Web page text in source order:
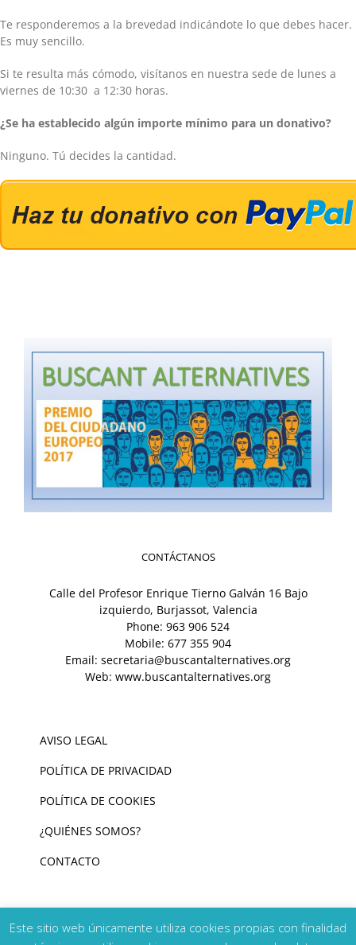
Te responderemos a la brevedad indicándote lo que debes hacer.
Es muy sencillo.
Si te resulta más cómodo, visítanos en nuestra sede de lunes a
viernes de 10:30 a 12:30 horas.
¿Se ha establecido algún importe mínimo para un donativo?
Ninguno. Tú decides la cantidad.
CONTÁCTANOS
Calle del Profesor Enrique Tierno Galván 16 Bajo
izquierdo, Burjassot, Valencia
Phone: 963 906 524
Mobile: 677 355 904
Email: secretaria@buscantalternatives.org
Web: www.buscantalternatives.org
AVISO LEGAL
POLÍTICA DE PRIVACIDAD
POLÍTICA DE COOKIES
¿QUIÉNES SOMOS?
CONTACTO
Este sitio web únicamente utiliza cookies propias con finalidad